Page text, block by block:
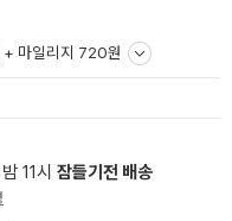
+ 마일리지 720원
11시 잠들기전 배송